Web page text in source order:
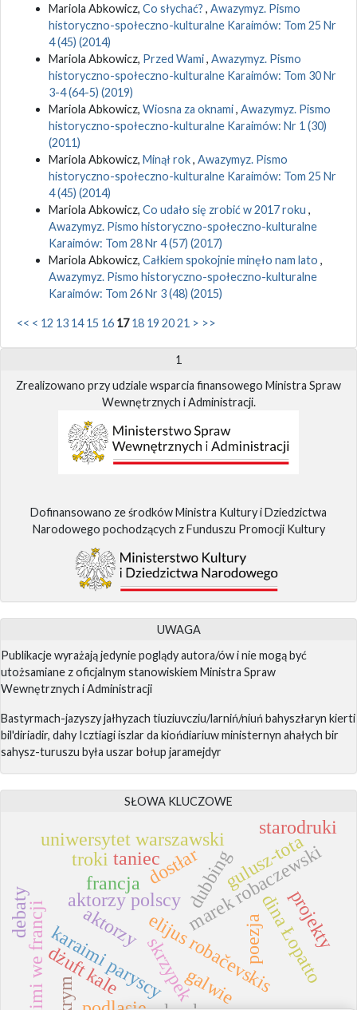
Mariola Abkowicz, Co słychać? , Awazymyz. Pismo
historyczno-społeczno-kulturalne Karaimów: Tom 25 Nr
4 (45) (2014)
Mariola Abkowicz, Przed Wami, Awazymyz. Pismo
historyczno-społeczno-kulturalne Karaimów: Tom 30 Nr
3-4 (64-5) (2019)
Mariola Abkowicz, Wiosna za oknami, Awazymyz. Pismo
historyczno-społeczno-kulturalne Karaimów: Nr 1 (30)
(2011)
Mariola Abkowicz, Minął rok, Awazymyz. Pismo
historyczno-społeczno-kulturalne Karaimów: Tom 25 Nr
4 (45) (2014)
Mariola Abkowicz, Co udało się zrobić w 2017 roku ,
Awazymyz. Pismo historyczno-społeczno-kulturalne
Karaimów: Tom 28 Nr 4 (57) (2017)
Mariola Abkowicz, Całkiem spokojnie minęło nam lato ,
Awazymyz. Pismo historyczno-społeczno-kulturalne
Karaimów: Tom 26 Nr 3 (48) (2015)
<< < 12 13 14 15 16 17 18 19 2021 > >>
1
Zrealizowano przy udziale wsparcia finansowego Ministra Spraw
Wewnętrznych i Administracji.
Dofinansowano ze środków Ministra Kultury i Dziedzictwa
Narodowego pochodzących z Funduszu Promocji Kultury
UWAGA
Publikacje wyrażają jedynie poglądy autora/ów i nie mogą być
utożsamiane z oficjalnym stanowiskiem Ministra Spraw
Wewnętrznych i Administracji
Bastyrmach-jazyszy jałhyzach tiuziuvcziu/larniń/niuń bahyszłaryn kierti
bil'diriadir, dahy Icztiagi iszlar da kiońdiariuw ministernyn ahałych bir
sahysz-turuszu była uszar bołup jaramejdyr
SŁOWA KLUCZOWE
marek robaczewski
aktorzy
aktorzy polscy dubbing
elijus robačevskis
skrzypek
karaimi paryscy
karaimi we francji
francja
uniwersytet warszawski
dostłar
dina Łopatto
poezja
dżuft kale
gulusz-tota
taniec
krym
starodruki
galwie
troki
projekty
debaty